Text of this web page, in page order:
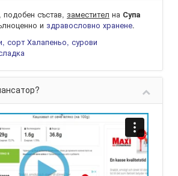
състав, заместител на Супа
и здравословно хранене.
сорт Халапеньо, сурови